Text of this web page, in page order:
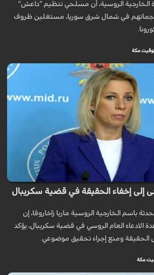
الخارجية الروسية، أن مسلحي تنظيم "داعش"
هجماتهم في شمال شرق سوريا، مستغلين ظروف
إلى إخفاء الحقيقة في قضية سكريبال
باسم الخارجية الروسية ماريا زاخاروفا، إن
العام الروسي في قضية سكريبال، يؤكد
الحقيقة ومنع إجراء تحقيق موضوعي.